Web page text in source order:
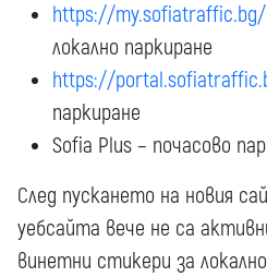
https://my.sofiatraffic.bg/
локално паркиране
https://
паркиране
Sofia Plus – почасово
След пускането на новия
уебсайта вече не са
винетни стикери за